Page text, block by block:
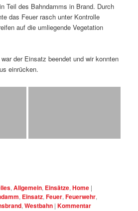
Teil des Bahndamms in Brand. Durch
das Feuer rasch unter Kontrolle
auf die umliegende Vegetation
der Einsatz beendet und wir konnten
einrücken.
,Allgemein, Einsätze,Home |
, Einsatz,Feuer,Feuerwehr,
,Westbahn |Kommentar